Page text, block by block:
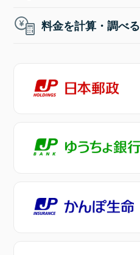
料金を計算・調べる